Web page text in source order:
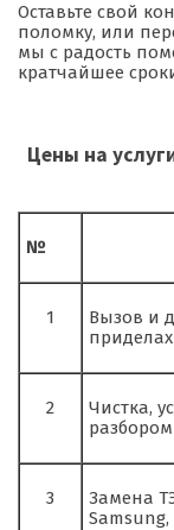
Оставьте свой
поломку, или
мы с радость
кратчайшее
Цены на
№
1
Вызов и
2
Чистка,
3
Замена